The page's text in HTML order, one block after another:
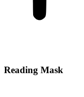
Reading Mask